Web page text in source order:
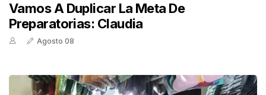
Vamos A Duplicar La Meta De
Preparatorias: Claudia
Agosto 08